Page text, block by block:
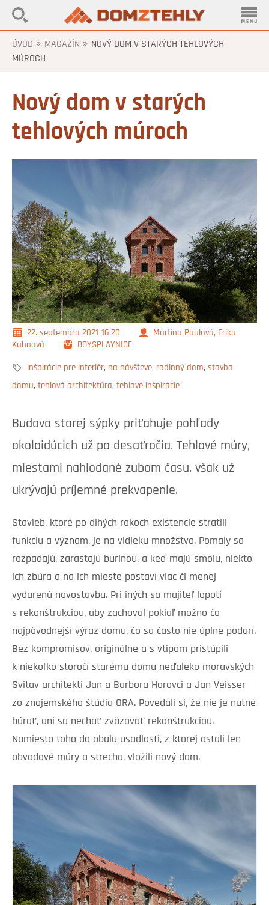
ÚVOD » MAGAZÍN » NOVÝ DOM V STARÝCH TEHLOVÝCH
MÚROCH
Nový dom v starých
tehlových múroch
22. septembra 2021 16:20
Martina Paulová, Erika
Kuhnová
BOYSPLAYNICE
inšpirácie pre interiér, na návšteve, rodinný dom, stavba
domu, tehlová architektúra, tehlové inšpirácie
Budova starej sýpky priťahuje pohľady
okoloidúcich už po desaťročia. Tehlové múry,
miestami nahlodané zubom času, však už
ukrývajú príjemné prekvapenie.
Stavieb, ktoré po dlhých rokoch existencie stratili
funkciu a význam, je na vidieku množstvo. Pomaly sa
rozpadajú, zarastajú burinou, a keď majú smolu, niekto
ich zbúra a na ich mieste postaví viac či menej
vydarenú novostavbu. Pri iných sa majiteľ lopotí
s rekonštrukciou, aby zachoval pokiaľ možno čo
najpôvodnejší výraz domu, čo sa často nie úplne podarí.
Bez kompromisov, originálne a s vtipom pristúpili
k niekoľko storočí starému domu neďaleko moravských
Svitav architekti Jan a Barbora Horovci a Jan Veisser
zo znojemského štúdia ORA. Povedali si, že nie je nutné
búrať, ani sa nechať zväzovať rekonštrukciou.
Namiesto toho do obalu usadlosti, z ktorej ostali len
obvodové múry a strecha, vložili nový dom.